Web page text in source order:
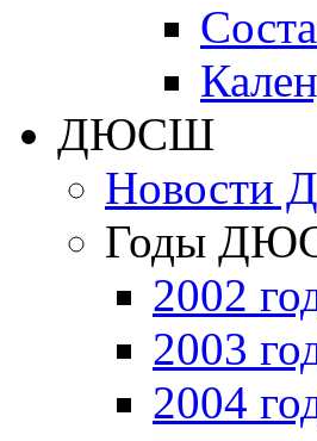
ДЮСШ
Годы
2002
2003
2004